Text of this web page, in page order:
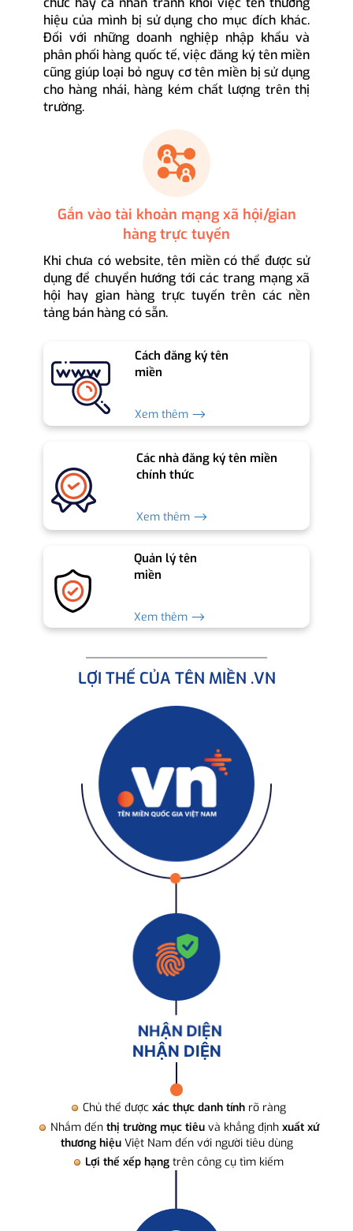
hiệu của mình bị sử dụng cho mục đích khác.
Đối với những doanh nghiệp nhập khẩu và
phân phối hàng quốc tế, việc đăng ký tên miền
cũng giúp loại bỏ nguy cơ tên miền bị sử dụng
cho hàng nhái, hàng kém chất lượng trên thị
trường.
Gắn vào tài khoản mạng xã hội/gian
hàng trực tuyến
Khi chưa có website, tên miền có thể được sử
dụng để chuyển hướng tới các trang mạng xã
hội hay gian hàng trực tuyến trên các nền
tảng bán hàng có sẵn.
Cách đăng ký tên
miền
Xem thêm ⟶
Các nhà đăng ký tên miền
chính thức
Xem thêm ⟶
Quản lý tên
miền
Xem thêm ⟶
LỢI THẾ CỦA TÊN MIỀN .VN
NHẬN DIỆN
Chủ thể được xác thực danh tính rõ ràng
Nhắm đến thị trường mục tiêuvà khẳng định xuất xứ
thương hiệuViệt Nam đến với người tiêu dùng
Lợi thế xếp hạng trên công cụ tìm kiếm